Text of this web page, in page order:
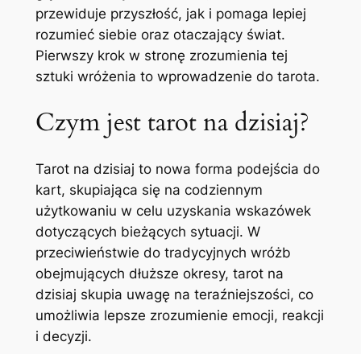
przewiduje przyszłość, jak i pomaga lepiej
rozumieć siebie oraz otaczający świat.
Pierwszy krok w stronę zrozumienia tej
sztuki wróżenia to wprowadzenie do tarota.
Czym jest tarot na dzisiaj?
Tarot na dzisiaj to nowa forma podejścia do
kart, skupiająca się na codziennym
użytkowaniu w celu uzyskania wskazówek
dotyczących bieżących sytuacji. W
przeciwieństwie do tradycyjnych wróżb
obejmujących dłuższe okresy, tarot na
dzisiaj skupia uwagę na teraźniejszości, co
umożliwia lepsze zrozumienie emocji, reakcji
i decyzji.